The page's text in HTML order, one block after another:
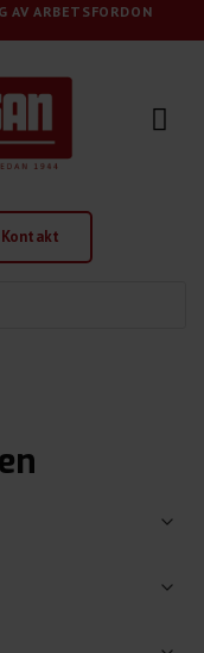
AV ARBETSFORDON
Kontakt